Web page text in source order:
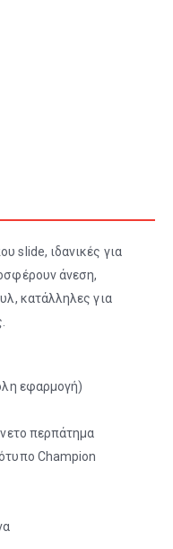
slide, ιδανικές για
άνεση,
κατάλληλες για
εφαρμογή)
περπάτημα
Champion